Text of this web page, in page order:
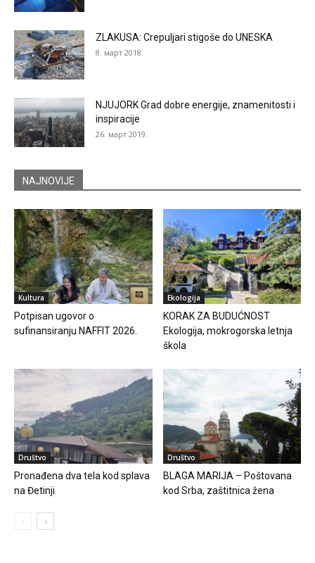
ZLAKUSA: Crepuljari stigoše do UNESKA
8. март 2018.
NJUJORK Grad dobre energije, znamenitosti i
inspiracije
26. март 2019.
NAJNOVIJE
Kultura
Potpisan ugovor o
sufinansiranju NAFFIT 2026.
Ekologija
KORAK ZA BUDUĆNOST
Ekologija, mokrogorska letnja
škola
Društvo
Pronađena dva tela kod splava
na Đetinji
Društvo
BLAGA MARIJA – Poštovana
kod Srba, zaštitnica žena